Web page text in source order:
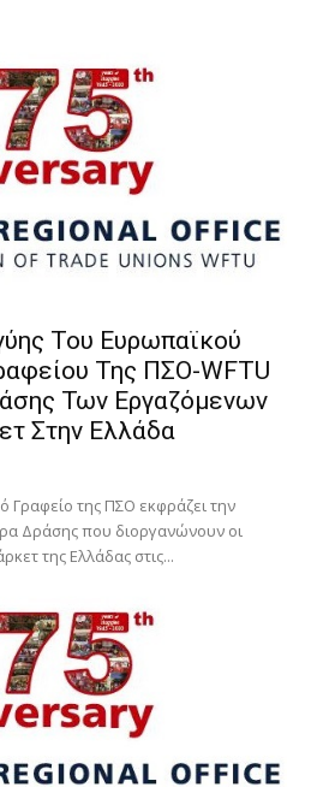
Του Ευρωπαϊκού
Της ΠΣΟ-WFTU
Των Εργαζόμενων
Στην Ελλάδα
Γραφείο της ΠΣΟ εκφράζει την
Δράσης που διοργανώνουν οι
της Ελλάδας στις...